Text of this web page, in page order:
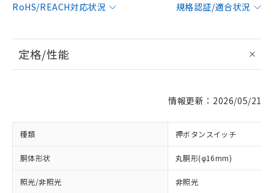
RoHS/REACH対応状況
規格認証/適合状況
定格/性能
情報更新：2026/05/21
種類 押ボタンスイッチ
胴体形状 丸胴形(φ16mm)
照光/非照光 非照光